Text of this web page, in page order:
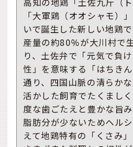
「大軍鶏（オオシャモ）
いで誕生した新しい地鶏
産量の約80%が大川村で
り、土佐弁で「元気で負
性」を意味する「はちき
通り、四国山脈の清らか
活かした飼育でたくまし
度な歯ごたえと豊かな旨み
脂肪分が少ないためヘル
えて地鶏特有の「くさみ」